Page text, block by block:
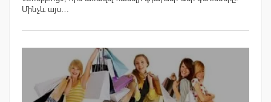
Մինչև այս…